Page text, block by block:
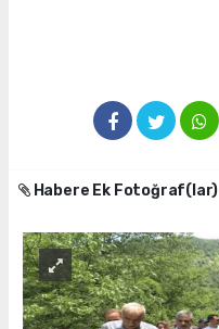
Habere Ek Fotoğraf(lar)